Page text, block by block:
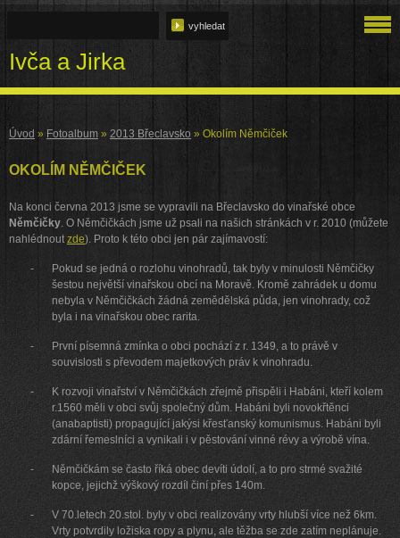
Ivča a Jirka
Úvod » Fotoalbum » 2013 Břeclavsko » Okolím Němčiček
OKOLÍM NĚMČIČEK
Na konci června 2013 jsme se vypravili na Břeclavsko do vinařské obce
Němčičky. O Němčičkách jsme už psali na našich stránkách v r. 2010 (můžete
nahlédnout zde). Proto k této obci jen pár zajímavostí:
-
Pokud se jedná o rozlohu vinohradů, tak byly v minulosti Němčičky
šestou největší vinařskou obcí na Moravě. Kromě zahrádek u domu
nebyla v Němčičkách žádná zemědělská půda, jen vinohrady, což
byla i na vinařskou obec rarita.
-
První písemná zmínka o obci pochází z r. 1349, a to právě v
souvislosti s převodem majetkových práv k vinohradu.
-
K rozvoji vinařství v Němčičkách zřejmě přispěli i Habáni, kteří kolem
r.1560 měli v obci svůj společný dům. Habáni byli novokřtěnci
(anabaptisti) propagující jakýsi křesťanský komunismus. Habáni byli
zdární řemeslníci a vynikali i v pěstování vinné révy a výrobě vína.
-
Němčičkám se často říká obec devíti údolí, a to pro strmé svažité
kopce, jejichž výškový rozdíl činí přes 140m.
-
V 70.letech 20.stol. byly v obci realizovány vrty hlubší více než 6km.
Vrty potvrdily ložiska ropy a plynu, ale těžba se zde zatím neplánuje.